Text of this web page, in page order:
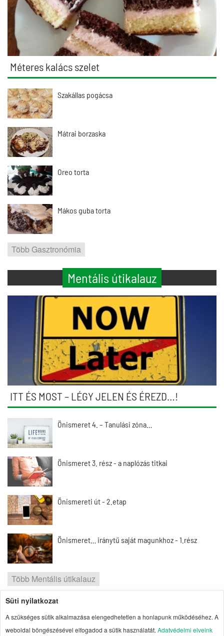
Méteres kalács szelet
Szakállas pogácsa
Mátrai borzaska
Oreo torta
Mákos guba torta
Több Gasztronómia
Mentális útikalauz
ITT ÉS MOST – LÉGY JELEN ÉS ÉREZD…!
Önismeret 4. – Tanulási zóna…
Önismeret 3. rész - a naplózás titkai
Önismereti út - 2.etap
Önismeret… iránytű saját magunkhoz - 1.rész
Több Mentális útikalauz
Szerzői jogok| Adatvédelmi elvek| Süti
Süti nyilatkozat
A szükséges sütik alkalmazása elengedhetetlen a honlapunk működéséhez. A
weboldal böngészésével elfogadod a sütik használatát. Adatvédelmi elveink